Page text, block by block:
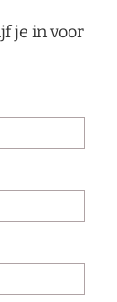
je in voor